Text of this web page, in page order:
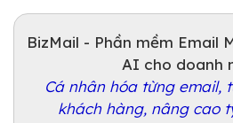
BizMail - Phần mềm Email
AI cho doanh
Cá nhân hóa từng email,
khách hàng, nâng cao